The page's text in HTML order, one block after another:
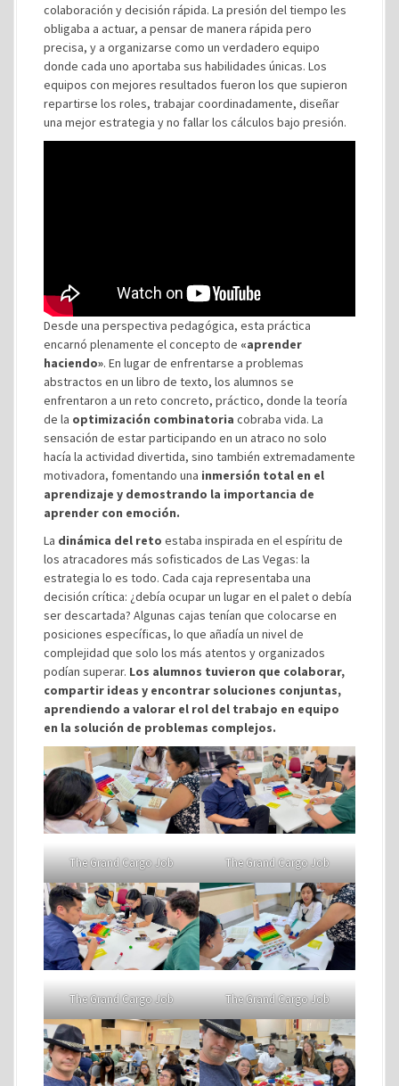
colaboración y decisión rápida. La presión del tiempo les
obligaba a actuar, a pensar de manera rápida pero
precisa, y a organizarse como un verdadero equipo
donde cada uno aportaba sus habilidades únicas. Los
equipos con mejores resultados fueron los que supieron
repartirse los roles, trabajar coordinadamente, diseñar
una mejor estrategia y no fallar los cálculos bajo presión.
Desde una perspectiva pedagógica, esta práctica
encarnó plenamente el concepto de «aprender
haciendo». En lugar de enfrentarse a problemas
abstractos en un libro de texto, los alumnos se
enfrentaron a un reto concreto, práctico, donde la teoría
de la optimización combinatoria cobraba vida. La
sensación de estar participando en un atraco no solo
hacía la actividad divertida, sino también extremadamente
motivadora, fomentando una inmersión total en el
aprendizaje y demostrando la importancia de
aprender con emoción.
La dinámica del reto estaba inspirada en el espíritu de
los atracadores más sofisticados de Las Vegas: la
estrategia lo es todo. Cada caja representaba una
decisión crítica: ¿debía ocupar un lugar en el palet o debía
ser descartada? Algunas cajas tenían que colocarse en
posiciones específicas, lo que añadía un nivel de
complejidad que solo los más atentos y organizados
podían superar. Los alumnos tuvieron que colaborar,
compartir ideas y encontrar soluciones conjuntas,
aprendiendo a valorar el rol del trabajo en equipo
en la solución de problemas complejos.
The Grand Cargo Job The Grand Cargo Job
The Grand Cargo Job The Grand Cargo Job